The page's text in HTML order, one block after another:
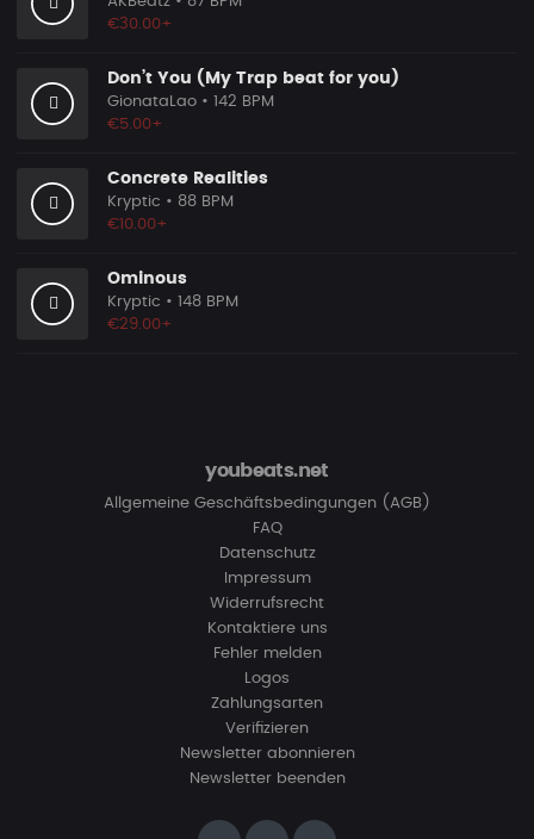
€30.00+
Don’t You (My Trap beat for you)
GionataLao • 142 BPM
€5.00+
Concrete Realities
Kryptic • 88 BPM
€10.00+
Ominous
Kryptic • 148 BPM
€29.00+
youbeats.net
Allgemeine Geschäftsbedingungen (AGB)
FAQ
Datenschutz
Impressum
Widerrufsrecht
Kontaktiere uns
Fehler melden
Logos
Zahlungsarten
Verifizieren
Newsletter abonnieren
Newsletter beenden